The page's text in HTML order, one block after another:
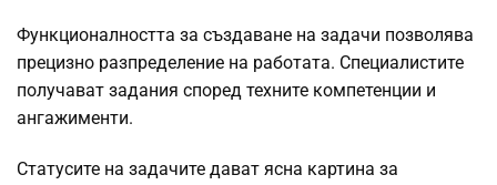
Функционалността за създаване на задачи позволява
прецизно разпределение на работата. Специалистите
получават задания според техните компетенции и
ангажименти.
Статусите на задачите дават ясна картина за